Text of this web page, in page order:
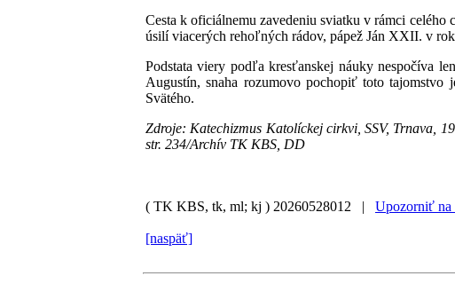
Cesta k oficiálnemu zavedeniu sviatku v rámci
úsilí viacerých rehoľných rádov, pápež Ján XXII. v
Podstata viery podľa kresťanskej náuky nespočíva
Augustín, snaha rozumovo pochopiť toto
Svätého.
Zdroje: Katechizmus Katolíckej cirkvi, SSV, Trnava,
str. 234/Archív TK KBS, DD
( TK KBS, tk, ml; kj ) 20260528012 | Upozorniť na
[naspäť]